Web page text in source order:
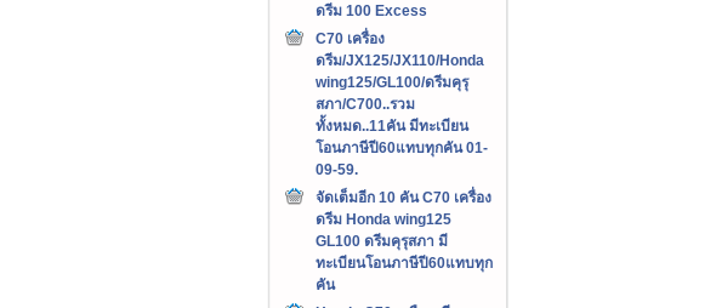
ดรีม 100 Excess
C70 เครื่อง
ดรีม/JX125/JX110/Honda
wing125/GL100/ดรีมคุรุ
สภา/C700..รวม
ทั้งหมด..11คัน มีทะเบียน
โอนภาษีปี60แทบทุกคัน 01-
09-59.
จัดเต็มอีก 10 คัน C70 เครื่อง
ดรีม Honda wing125
GL100 ดรีมคุรุสภา มี
ทะเบียนโอนภาษีปี60แทบทุก
คัน